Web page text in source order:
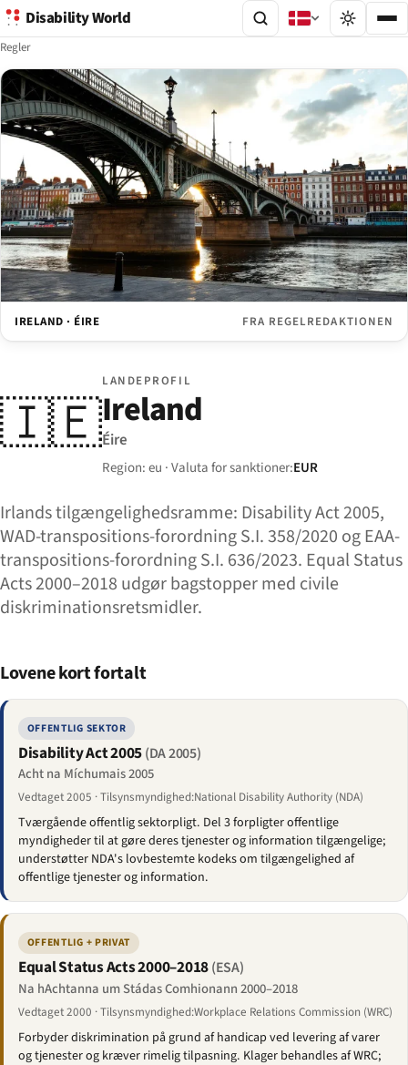
Disability World
Regler
IRELAND · ÉIRE FRA REGELREDAKTIONEN
🇮🇪
LANDEPROFIL
Ireland
Éire
Region: eu · Valuta for sanktioner:EUR
Irlands tilgængelighedsramme: Disability Act 2005,
WAD-transpositions-forordning S.I. 358/2020 og EAA-
transpositions-forordning S.I. 636/2023. Equal Status
Acts 2000–2018 udgør bagstopper med civile
diskriminationsretsmidler.
Lovene kort fortalt
OFFENTLIG SEKTOR
Disability Act 2005(DA 2005)
Acht na Míchumais 2005
Vedtaget 2005 · Tilsynsmyndighed:National Disability Authority (NDA)
Tværgående offentlig sektorpligt. Del 3 forpligter offentlige
myndigheder til at gøre deres tjenester og information tilgængelige;
understøtter NDA's lovbestemte kodeks om tilgængelighed af
offentlige tjenester og information.
OFFENTLIG + PRIVAT
Equal Status Acts 2000–2018(ESA)
Na hAchtanna um Stádas Comhionann 2000–2018
Vedtaget 2000 · Tilsynsmyndighed:Workplace Relations Commission (WRC)
Forbyder diskrimination på grund af handicap ved levering af varer
og tjenester og kræver rimelig tilpasning. Klager behandles af WRC;